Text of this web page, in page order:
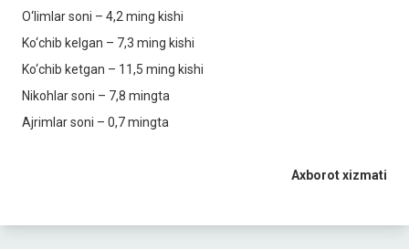
O‘limlar soni – 4,2 ming kishi
Ko‘chib kelgan – 7,3 ming kishi
Ko‘chib ketgan – 11,5 ming kishi
Nikohlar soni – 7,8 mingta
Ajrimlar soni – 0,7 mingta
Axborot xizmati